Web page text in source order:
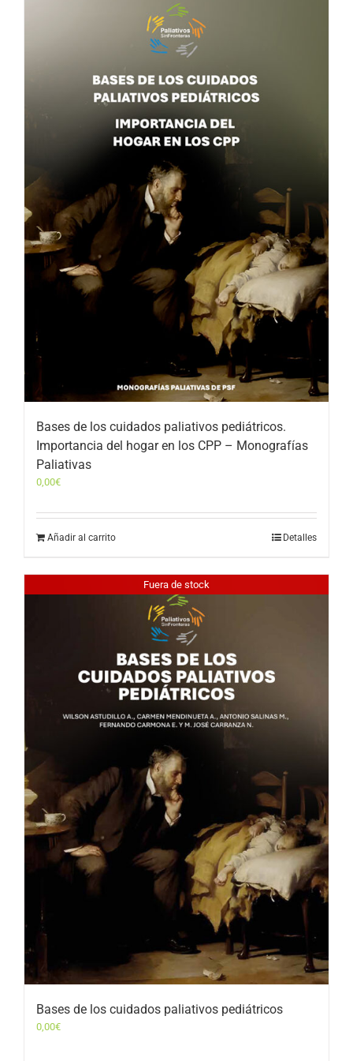
Bases de los cuidados paliativos pediátricos.
Importancia del hogar en los CPP – Monografías
Paliativas
0,00€
Añadir al carrito Detalles
Fuera de stock
Bases de los cuidados paliativos pediátricos
0,00€